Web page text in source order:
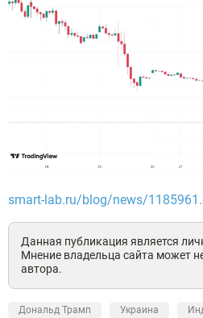
smart-lab.ru/blog/news/
Данная публикация является
Мнение владельца сайта может
автора.
Дональд Трамп Украина